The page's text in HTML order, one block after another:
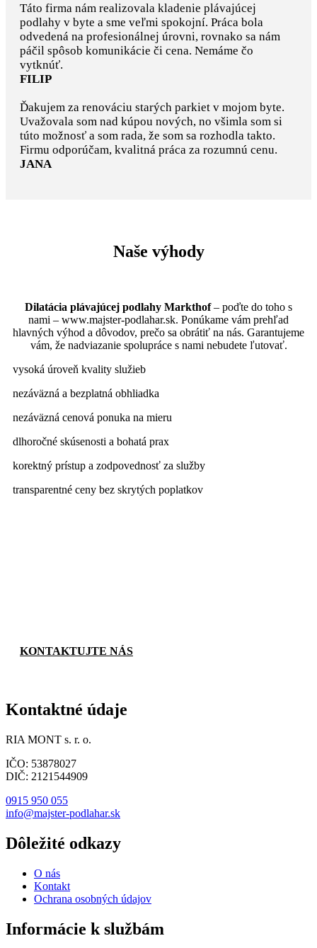
Táto firma nám realizovala kladenie plávajúcej
podlahy v byte a sme veľmi spokojní. Práca bola
odvedená na profesionálnej úrovni, rovnako sa nám
páčil spôsob komunikácie či cena. Nemáme čo
vytknúť.
FILIP
Ďakujem za renováciu starých parkiet v mojom byte.
Uvažovala som nad kúpou nových, no všimla som si
túto možnosť a som rada, že som sa rozhodla takto.
Firmu odporúčam, kvalitná práca za rozumnú cenu.
JANA
Naše výhody
Dilatácia plávajúcej podlahy Markthof– poďte do toho s
nami – www.majster-podlahar.sk. Ponúkame vám prehľad
hlavných výhod a dôvodov, prečo sa obrátiť na nás. Garantujeme
vám, že nadviazanie spolupráce s nami nebudete ľutovať.
vysoká úroveň kvality služieb
nezáväzná a bezplatná obhliadka
nezáväzná cenová ponuka na mieru
dlhoročné skúsenosti a bohatá prax
korektný prístup a zodpovednosť za služby
transparentné ceny bez skrytých poplatkov
KONTAKTUJTE NÁS
Kontaktné údaje
RIA MONT s. r. o.
IČO: 53878027
DIČ: 2121544909
0915 950 055
info@majster-podlahar.sk
Dôležité odkazy
O nás
Kontakt
Ochrana osobných údajov
Informácie k službám